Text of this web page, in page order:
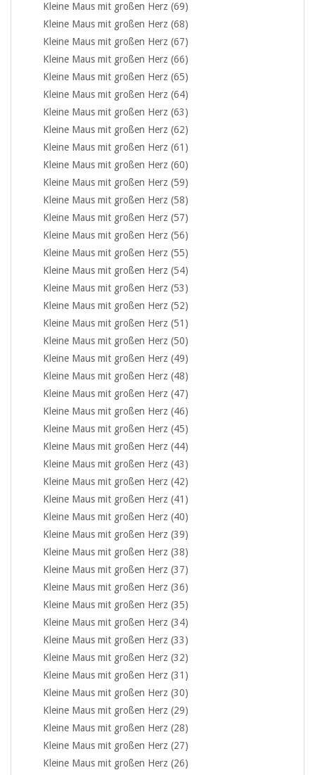
Kleine Maus mit großen Herz (69)
Kleine Maus mit großen Herz (68)
Kleine Maus mit großen Herz (67)
Kleine Maus mit großen Herz (66)
Kleine Maus mit großen Herz (65)
Kleine Maus mit großen Herz (64)
Kleine Maus mit großen Herz (63)
Kleine Maus mit großen Herz (62)
Kleine Maus mit großen Herz (61)
Kleine Maus mit großen Herz (60)
Kleine Maus mit großen Herz (59)
Kleine Maus mit großen Herz (58)
Kleine Maus mit großen Herz (57)
Kleine Maus mit großen Herz (56)
Kleine Maus mit großen Herz (55)
Kleine Maus mit großen Herz (54)
Kleine Maus mit großen Herz (53)
Kleine Maus mit großen Herz (52)
Kleine Maus mit großen Herz (51)
Kleine Maus mit großen Herz (50)
Kleine Maus mit großen Herz (49)
Kleine Maus mit großen Herz (48)
Kleine Maus mit großen Herz (47)
Kleine Maus mit großen Herz (46)
Kleine Maus mit großen Herz (45)
Kleine Maus mit großen Herz (44)
Kleine Maus mit großen Herz (43)
Kleine Maus mit großen Herz (42)
Kleine Maus mit großen Herz (41)
Kleine Maus mit großen Herz (40)
Kleine Maus mit großen Herz (39)
Kleine Maus mit großen Herz (38)
Kleine Maus mit großen Herz (37)
Kleine Maus mit großen Herz (36)
Kleine Maus mit großen Herz (35)
Kleine Maus mit großen Herz (34)
Kleine Maus mit großen Herz (33)
Kleine Maus mit großen Herz (32)
Kleine Maus mit großen Herz (31)
Kleine Maus mit großen Herz (30)
Kleine Maus mit großen Herz (29)
Kleine Maus mit großen Herz (28)
Kleine Maus mit großen Herz (27)
Kleine Maus mit großen Herz (26)